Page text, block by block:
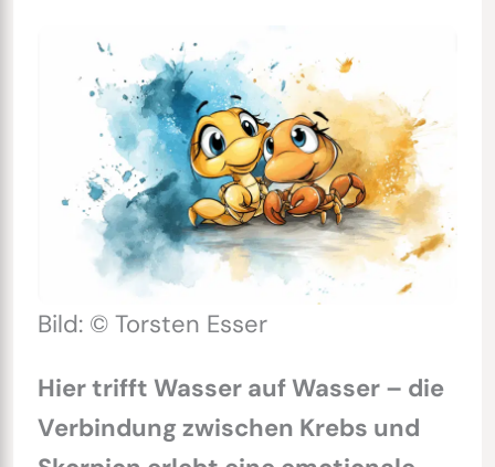
Bild: © Torsten Esser
Hier trifft Wasser auf Wasser – die
Verbindung zwischen Krebs und